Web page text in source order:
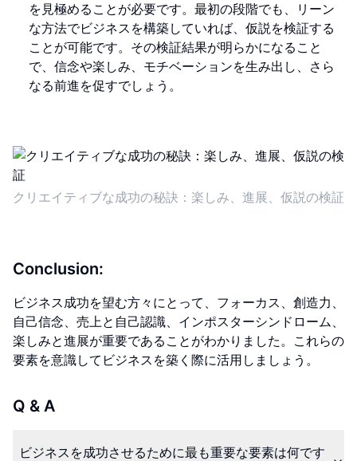
を見極めることが必要です。最初の段階でも、リーン
な方法でビジネスを構築していれば、仮説を検証する
ことが可能です。その検証結果が明らかになること
で、信念や楽しみ、モチベーションを生み出し、さら
なる前進を促すでしょう。
クリエイティブな成功の秘訣：楽しみ、進展、仮説の検証
Conclusion:
ビジネス成功を望む方々にとって、フォーカス、創造力、
自己信念、売上と自己認識、インポスターシンドローム、
楽しみと進展が重要であることがわかりました。これらの
要素を意識してビジネスを築く際に活用しましょう。
Q & A
ビジネスを成功させるために最も重要な要素は何です